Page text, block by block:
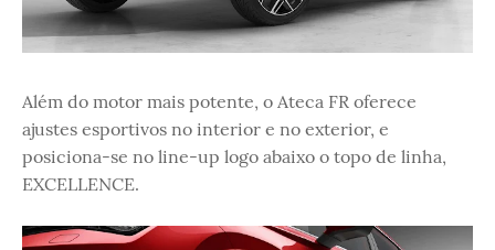
Além do motor mais potente, o Ateca FR oferece
ajustes esportivos no interior e no exterior, e
posiciona-se no line-up logo abaixo o topo de linha,
EXCELLENCE.